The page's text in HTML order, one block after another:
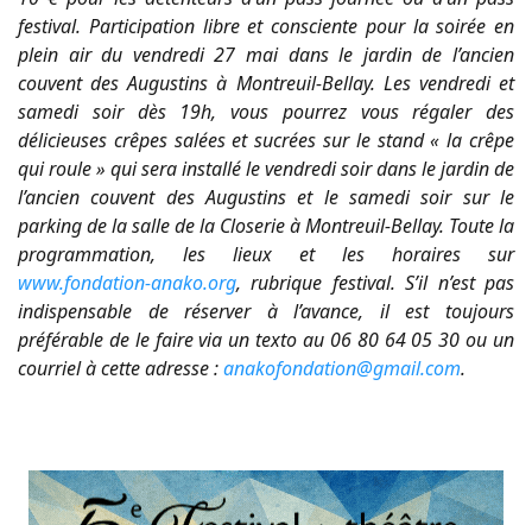
festival. Participation libre et consciente pour la soirée en
plein air du vendredi 27 mai dans le jardin de l’ancien
couvent des Augustins à Montreuil-Bellay. Les vendredi et
samedi soir dès 19h, vous pourrez vous régaler des
délicieuses crêpes salées et sucrées sur le stand « la crêpe
qui roule » qui sera installé le vendredi soir dans le jardin de
l’ancien couvent des Augustins et le samedi soir sur le
parking de la salle de la Closerie à Montreuil-Bellay. Toute la
programmation, les lieux et les horaires sur
www.fondation-anako.org, rubrique festival. S’il n’est pas
indispensable de réserver à l’avance, il est toujours
préférable de le faire via un texto au 06 80 64 05 30 ou un
courriel à cette adresse :anakofondation@gmail.com.